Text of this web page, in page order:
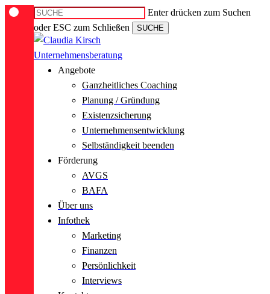
main
content
Enter drücken zum Suchen
oder ESC zum Schließen
SUCHE
Close
Search
Menu
Angebote
Ganzheitliches Coaching
Planung / Gründung
Existenzsicherung
Unternehmensentwicklung
Selbständigkeit beenden
Förderung
AVGS
BAFA
Über uns
Infothek
Marketing
Finanzen
Persönlichkeit
Interviews